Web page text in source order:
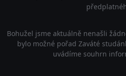
Bohužel jsme aktuálně nenašli
bylo možné pořad Zaváté
uvádíme souhrn